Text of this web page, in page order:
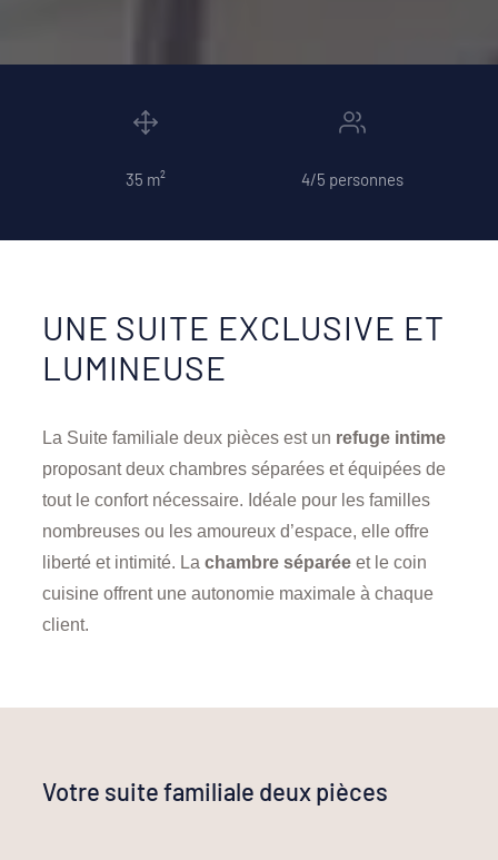
35 m² 4/5 personnes
UNE SUITE EXCLUSIVE ET
LUMINEUSE
La Suite familiale deux pièces est un refuge intime
proposant deux chambres séparées et équipées de
tout le confort nécessaire. Idéale pour les familles
nombreuses ou les amoureux d’espace, elle offre
liberté et intimité. La chambre séparéeet le coin
cuisine offrent une autonomie maximale à chaque
client.
Votre suite familiale deux pièces